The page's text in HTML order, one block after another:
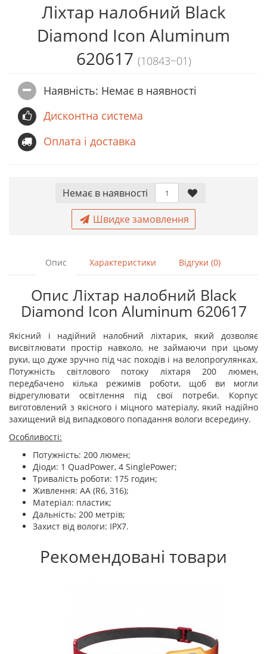
Ліхтар налобний Black
Diamond Icon Aluminum
620617 (10843~01)
Наявність: Немає в наявностi
Дисконтна система
Оплата і доставка
Немає в наявностi
Швидке замовлення
Опис Характеристики Відгуки (0)
Опис Ліхтар налобний Black
Diamond Icon Aluminum 620617
Якісний і надійний налобний ліхтарик, який дозволяє
висвітлювати простір навколо, не займаючи при цьому
руки, що дуже зручно під час походів і на велопрогулянках.
Потужність світлового потоку ліхтаря 200 люмен,
передбачено кілька режимів роботи, щоб ви могли
відрегулювати освітлення під свої потреби. Корпус
виготовлений з якісного і міцного матеріалу, який надійно
захищений від випадкового попадання вологи всередину.
Особливості:
Потужність: 200 люмен;
Діоди: 1 QuadPower, 4 SinglePower;
Тривалість роботи: 175 годин;
Живлення: АА (R6, 316);
Матеріал: пластик;
Дальність: 200 метрів;
Захист від вологи: IPX7.
Рекомендовані товари